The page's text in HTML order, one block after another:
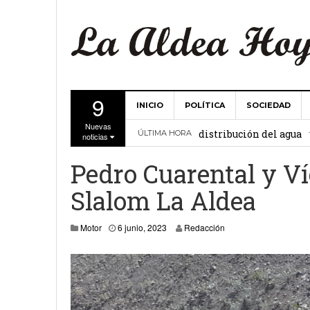
9
Nuevas
noticias
INICIO POLÍTICA SOCIEDAD
ÚLTIMA HORA
La Comunidad de
distribución del agua
Valencia 27 febrero,
Gobierno de Canarias
15 febrero, 2024
La Comunidad de
19 diciembre, 2023
Víctor Hernández
Pedro Cuarental y
Slalom La Aldea
Motor 6 junio, 2023 6 junio, 2023
Redacción